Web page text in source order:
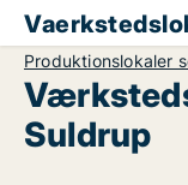
Produktionslokaler
Suldrup